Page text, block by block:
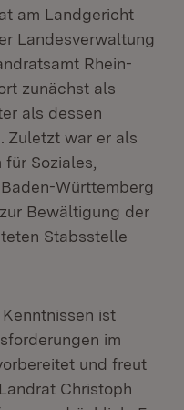
am Landgericht
Landesverwaltung
Rhein-
zunächst als
als dessen
Zuletzt war er als
Soziales,
Württemberg
Bewältigung der
Stabsstelle
ist
im
und freut
Christoph